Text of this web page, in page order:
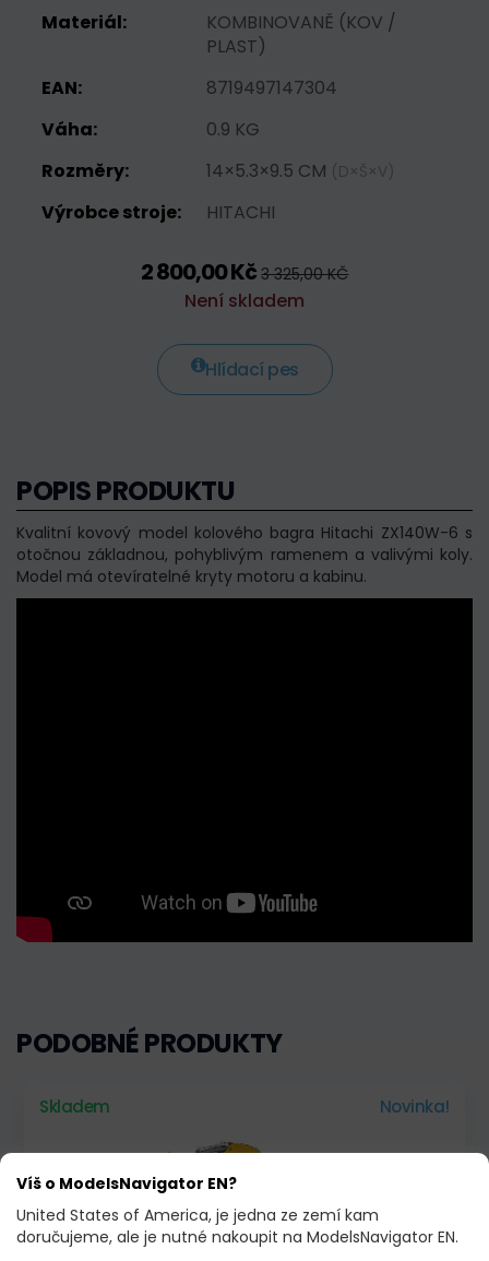
Materiál:
KOMBINOVANĚ (KOV /
PLAST)
EAN:
8719497147304
Váha:
0.9 KG
Rozměry:
14×5.3×9.5 CM (D×Š×V)
Výrobce stroje: HITACHI
2 800,00 Kč 3 325,00 KČ
Není skladem
Hlídací pes
POPIS PRODUKTU
Kvalitní kovový model kolového bagra Hitachi ZX140W-6 s
otočnou základnou, pohyblivým ramenem a valivými koly.
Model má otevíratelné kryty motoru a kabinu.
PODOBNÉ PRODUKTY
Skladem Novinka!
Víš o ModelsNavigator EN?
United States of America, je jedna ze zemí kam
doručujeme, ale je nutné nakoupit na ModelsNavigator EN.